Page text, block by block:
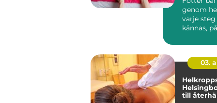
genom
varje
kännas,
03.
till